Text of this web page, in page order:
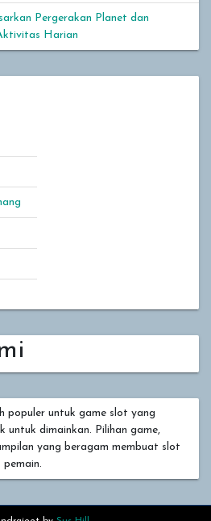
Pergerakan Planet dan
Harian
populer untuk game slot yang
untuk dimainkan. Pilihan game,
yang beragam membuat slot